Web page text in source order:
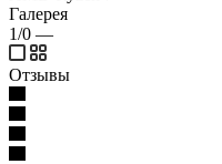
Галерея
1/0 —
Отзывы